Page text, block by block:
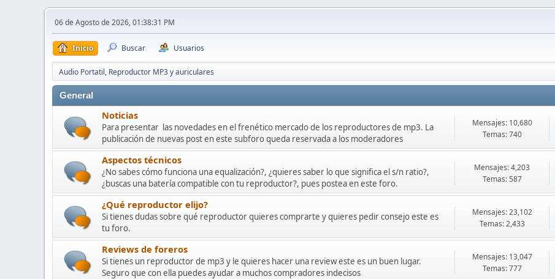
06 de Agosto de 2026, 01:38:31 PM
Inicio Buscar Usuarios
Audio Portatil, Reproductor MP3 y auriculares
General
Noticias
Para presentar las novedades en el frenético mercado de los reproductores de mp3. La
publicación de nuevas post en este subforo queda reservada a los moderadores
Mensajes: 10,680
Temas: 740
Aspectos técnicos
¿No sabes cómo funciona una equalización?, ¿quieres saber lo que significa el s/n ratio?,
¿buscas una batería compatible con tu reproductor?, pues postea en este foro.
Mensajes: 4,203
Temas: 587
¿Qué reproductor elijo?
Si tienes dudas sobre qué reproductor quieres comprarte y quieres pedir consejo este es
tu foro.
Mensajes: 23,102
Temas: 2,433
Reviews de foreros
Si tienes un reproductor de mp3 y le quieres hacer una review este es un buen lugar.
Seguro que con ella puedes ayudar a muchos compradores indecisos
Mensajes: 13,047
Temas: 777